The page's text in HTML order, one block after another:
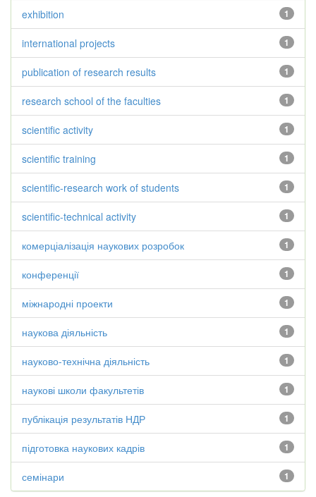
1
exhibition
1
international projects
1
publication of research results
1
research school of the faculties
1
scientific activity
1
scientific training
1
scientific-research work of students
1
scientific-technical activity
1
комерціалізація наукових розробок
1
конференції
1
міжнародні проекти
1
наукова діяльність
1
науково-технічна діяльність
1
наукові школи факультетів
1
публікація результатів НДР
1
підготовка наукових кадрів
1
семінари